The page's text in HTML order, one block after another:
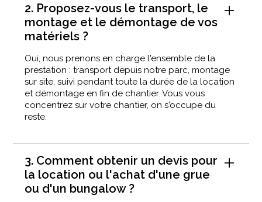
2. Proposez-vous le transport, le
montage et le démontage de vos
matériels ?
Oui, nous prenons en charge l'ensemble de la
prestation : transport depuis notre parc, montage
sur site, suivi pendant toute la durée de la location
et démontage en fin de chantier. Vous vous
concentrez sur votre chantier, on s'occupe du
reste.
3. Comment obtenir un devis pour
la location ou l'achat d'une grue
ou d'un bungalow ?